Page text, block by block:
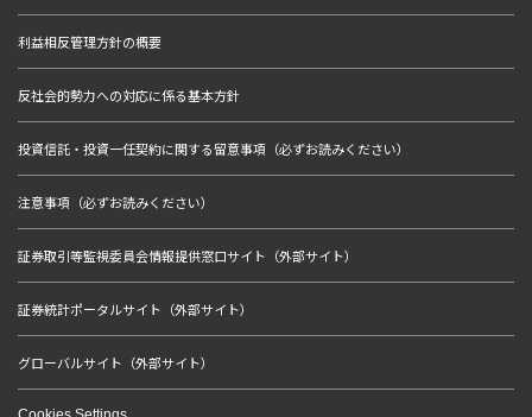
利益相反管理方針の概要
反社会的勢力への対応に係る基本方針
投資信託・投資一任契約に関する留意事項（必ずお読みください）
注意事項（必ずお読みください）
証券取引等監視委員会情報提供窓口サイト（外部サイト）
証券統計ポータルサイト（外部サイト）
グローバルサイト（外部サイト）